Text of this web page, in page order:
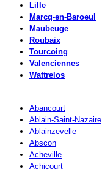
Lille
Marcq-en-Baroeul
Maubeuge
Roubaix
Tourcoing
Valenciennes
Wattrelos
Abancourt
Ablain-Saint-Nazaire
Ablainzevelle
Abscon
Acheville
Achicourt